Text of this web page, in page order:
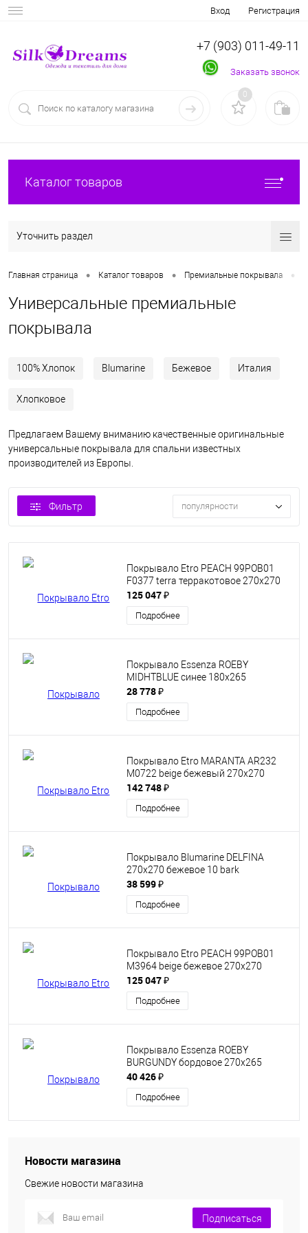
Вход Регистрация
+7 (903) 011-49-11
Заказать звонок
0
Каталог товаров
Уточнить раздел
Главная страница • Каталог товаров • Премиальные покрывала •
Универсальные премиальные
покрывала
100% Хлопок Blumarine Бежевое Италия
Хлопковое
Предлагаем Вашему вниманию качественные оригинальные
универсальные покрывала для спальни известных
производителей из Европы.
Фильтр популярности
Покрывало Etro PEACH 99РОВ01
F0377 terra терракотовое 270х270
125 047 ₽
Подробнее
Покрывало Essenza ROEBY
MIDHTBLUE синее 180х265
28 778 ₽
Подробнее
Покрывало Etro MARANTA AR232
M0722 beige бежевый 270х270
142 748 ₽
Подробнее
Покрывало Blumarine DELFINA
270x270 бежевое 10 bark
38 599 ₽
Подробнее
Покрывало Etro PEACH 99РОВ01
М3964 beige бежевое 270х270
125 047 ₽
Подробнее
Покрывало Essenza ROEBY
BURGUNDY бордовое 270х265
40 426 ₽
Подробнее
Новости магазина
Свежие новости магазина
Подписаться